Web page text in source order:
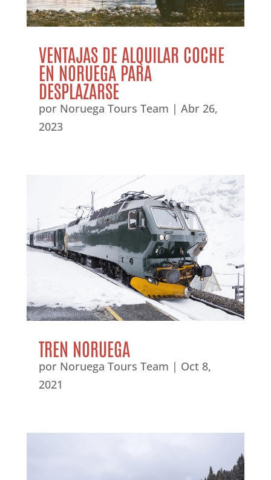
VENTAJAS DE ALQUILAR COCHE
EN NORUEGA PARA
DESPLAZARSE
por Noruega Tours Team | Abr 26,
2023
TREN NORUEGA
por Noruega Tours Team | Oct 8,
2021